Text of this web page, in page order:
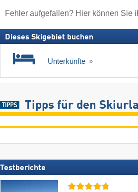
Fehler aufgefallen? Hier können Sie
Dieses Skigebiet buchen
Unterkünfte
Tipps für den
Testberichte